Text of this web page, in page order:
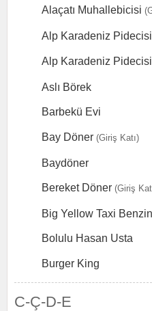
Alaçatı Muhallebicisi
Alp Karadeniz Pidecisi
Alp Karadeniz Pidecisi
Aslı Börek
Barbekü Evi
Bay Döner (Giriş Katı)
Baydöner
Bereket Döner (Giriş
Big Yellow Taxi
Bolulu Hasan Usta
Burger King
C-Ç-D-E